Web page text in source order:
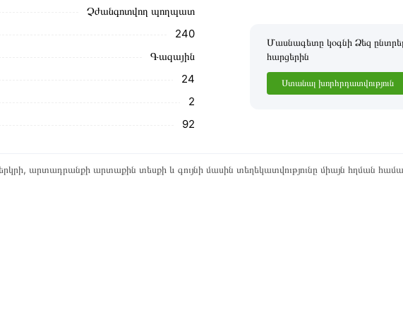
Չժանգոտվող պողպատ
240
Գազային
24
2
92
Մասնագետը կօգնի Ձեզ
հարցերին
Ստանալ խորհրդատվություն
արտադրանքի արտաքին տեսքի և գույնի մասին տեղեկատվությունը միայն հղման